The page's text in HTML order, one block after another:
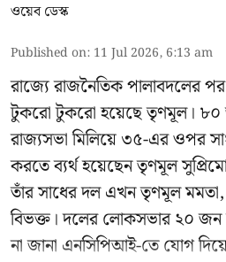
ওয়েব ডেস্ক
Published on: 11 Jul 2026, 6:13 am
রাজ্যে রাজনৈতিক পালাবদলের
টুকরো টুকরো হয়েছে তৃণমূল। ৮০
রাজ্যসভা মিলিয়ে ৩৫-এর ওপর
করতে ব্যর্থ হয়েছেনতৃণমূল
তাঁর সাধের দল এখন তৃণমূল
বিভক্ত। দলের লোকসভার ২০ জন
না জানা এনসিপিআই-তে যোগ